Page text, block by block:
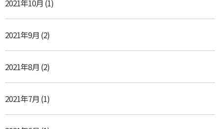
2021年10月 (1)
2021年9月 (2)
2021年8月 (2)
2021年7月 (1)